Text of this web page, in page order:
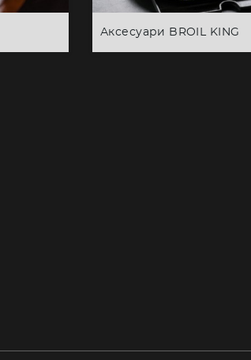
Аксесуари BROIL KING